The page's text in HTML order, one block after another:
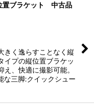
置ブラケット 中古品
きく逸らすことなく縦
イプの縦位置ブラケッ
え、快適に撮影可能。
三脚:クイックシュー